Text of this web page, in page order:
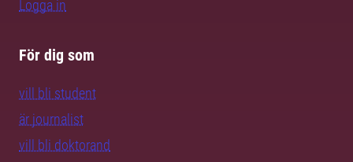
Logga in
För dig som
vill bli student
är journalist
vill bli doktorand